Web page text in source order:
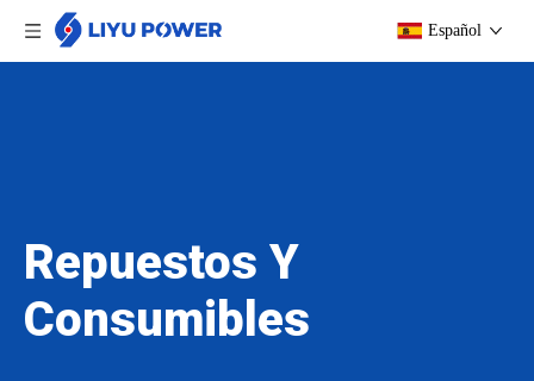
Español
Repuestos Y
Consumibles